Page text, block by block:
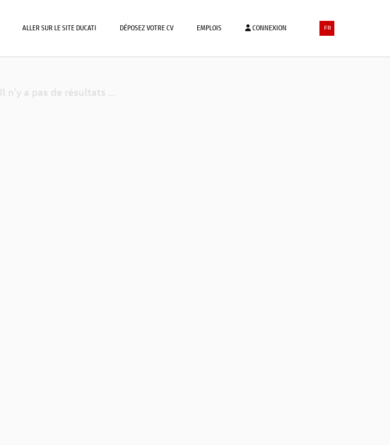
ALLER SUR LE SITE DUCATI DÉPOSEZ VOTRE CV EMPLOIS CONNEXION FR
Il n'y a pas de résultats ...